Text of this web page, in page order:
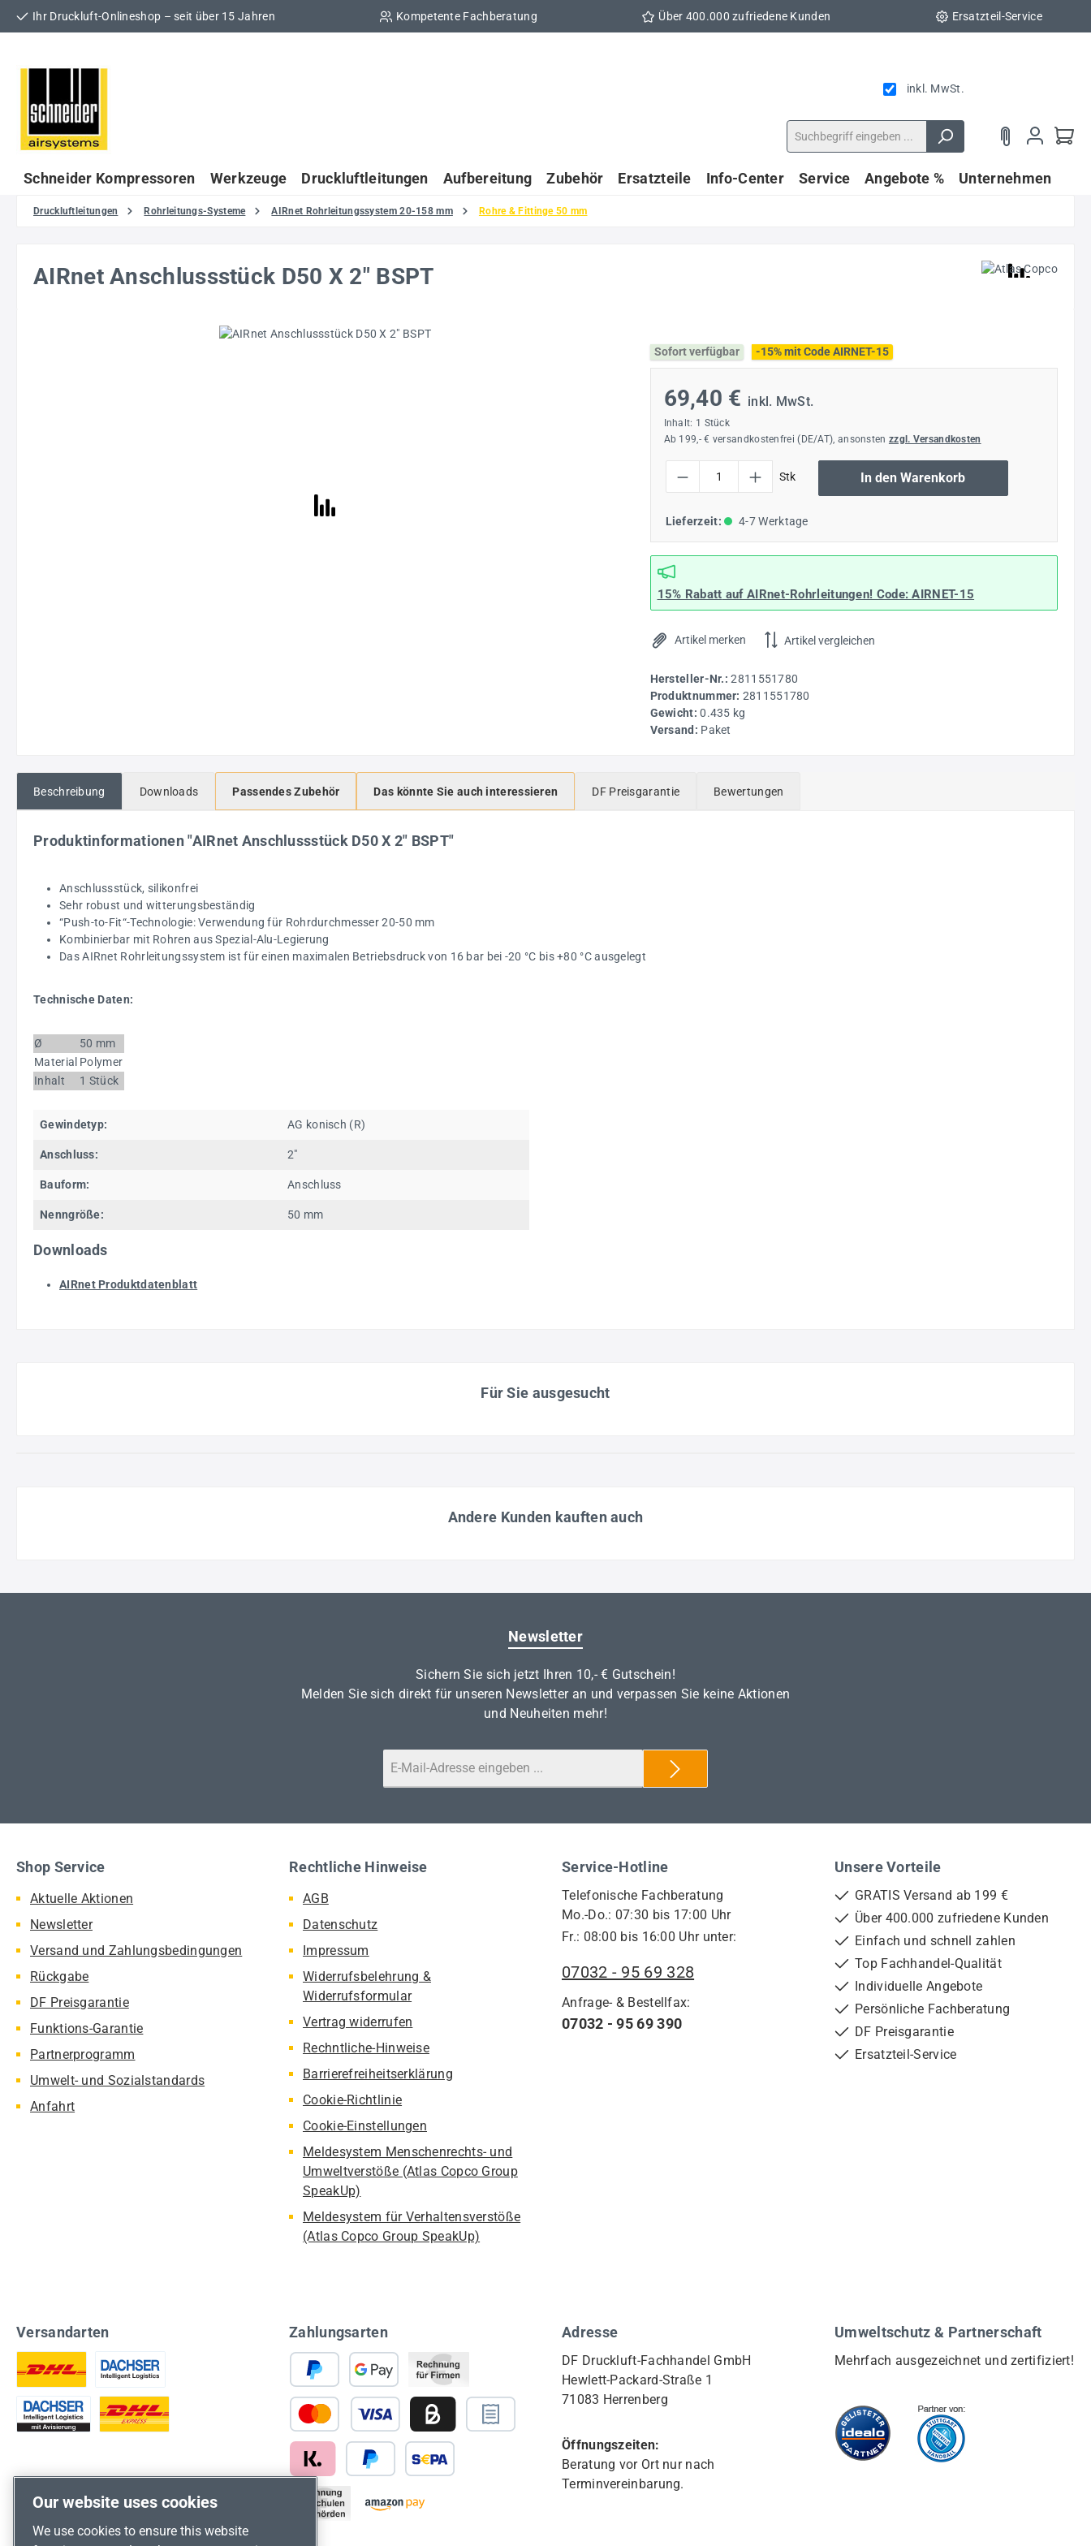
Hauptinhalt springen
Zur Suche springen
Zur Hauptnavigation springen
Ihr Druckluft-Onlineshop – seit über 15 Jahren Kompetente Fachberatung Über 400.000 zufriedene Kunden Ersatzteil-Service
inkl. MwSt.
Schneider Kompressoren Werkzeuge Druckluftleitungen Aufbereitung Zubehör Ersatzteile Info-Center Service Angebote % Unternehmen
Druckluftleitungen Rohrleitungs-Systeme AIRnet Rohrleitungssystem 20-158 mm Rohre & Fittinge 50 mm
AIRnet Anschlussstück D50 X 2" BSPT
Sofort verfügbar
-15% mit Code AIRNET-15
69,40 € inkl. MwSt.
Inhalt: 1 Stück
Ab 199,- € versandkostenfrei (DE/AT), ansonsten zzgl. Versandkosten
Stk In den Warenkorb
Lieferzeit: 4-7 Werktage
15% Rabatt auf AIRnet-Rohrleitungen! Code:AIRNET-15
Artikel merken Artikel vergleichen
Hersteller-Nr.:2811551780
Produktnummer: 2811551780
Gewicht:0.435 kg
Versand: Paket
Beschreibung Downloads Passendes Zubehör Das könnte Sie auch interessieren DF Preisgarantie Bewertungen
Produktinformationen "AIRnet Anschlussstück D50 X 2" BSPT"
Anschlussstück, silikonfrei
Sehr robust und witterungsbeständig
“Push-to-Fit“-Technologie: Verwendung für Rohrdurchmesser 20-50 mm
Kombinierbar mit Rohren aus Spezial-Alu-Legierung
Das AIRnet Rohrleitungssystem ist für einen maximalen Betriebsdruck von 16 bar bei -20 °C bis +80 °C ausgelegt
Technische Daten:
Ø
50 mm
Material Polymer
Inhalt
1 Stück
Gewindetyp: AG konisch (R)
Anschluss: 2"
Bauform: Anschluss
Nenngröße: 50 mm
Downloads
AIRnet Produktdatenblatt
Für Sie ausgesucht
Andere Kunden kauften auch
Newsletter
Sichern Sie sich jetzt Ihren 10,- € Gutschein!
Melden Sie sich direkt für unseren Newsletter an und verpassen Sie keine Aktionen
und Neuheiten mehr!
Service-Hotline
Telefonische Fachberatung
Mo.-Do.: 07:30 bis 17:00 Uhr
Fr.: 08:00 bis 16:00 Uhr unter:
07032 - 95 69 328
Anfrage- & Bestellfax:
07032 - 95 69 390
Shop Service
Aktuelle Aktionen
Newsletter
Versand und Zahlungsbedingungen
Rückgabe
DF Preisgarantie
Funktions-Garantie
Partnerprogramm
Umwelt- und Sozialstandards
Anfahrt
Rechtliche Hinweise
AGB
Datenschutz
Impressum
Widerrufsbelehrung &
Widerrufsformular
Vertrag widerrufen
Rechntliche-Hinweise
Barrierefreiheitserklärung
Cookie-Richtlinie
Cookie-Einstellungen
Meldesystem Menschenrechts- und
Umweltverstöße (Atlas Copco Group
SpeakUp)
Meldesystem für Verhaltensverstöße
(Atlas Copco Group SpeakUp)
Unsere Vorteile
GRATIS Versand ab 199 €
Über 400.000 zufriedene Kunden
Einfach und schnell zahlen
Top Fachhandel-Qualität
Individuelle Angebote
Persönliche Fachberatung
DF Preisgarantie
Ersatzteil-Service
Versandarten Zahlungsarten Adresse
DF Druckluft-Fachhandel GmbH
Hewlett-Packard-Straße 1
71083 Herrenberg
Öffnungszeiten:
Beratung vor Ort nur nach
Terminvereinbarung.
Umweltschutz & Partnerschaft
Mehrfach ausgezeichnet und zertifiziert!
Our website uses cookies
We use cookies to ensure this website